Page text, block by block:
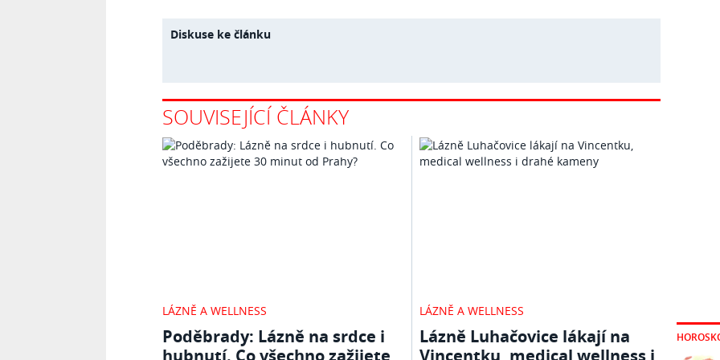
Diskuse ke článku
SOUVISEJÍCÍ ČLÁNKY
LÁZNĚ A WELLNESS
Poděbrady: Lázně na srdce i
LÁZNĚ A WELLNESS
Lázně Luhačovice lákají na